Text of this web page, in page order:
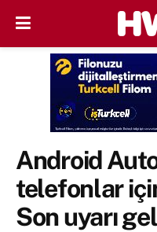
Android
telefonlar
Son uyarı